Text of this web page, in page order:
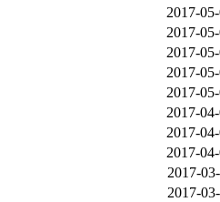
2017-
2017-
2017-
2017-
2017-
2017-
2017-
2017-
2017-
2017-